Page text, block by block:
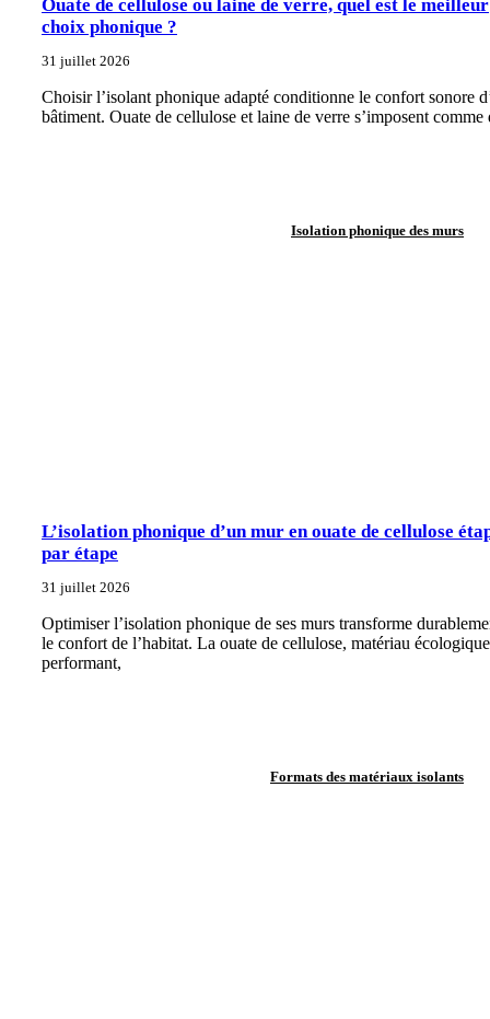
Ouate de cellulose ou laine de verre, quel est le meilleur
choix phonique ?
31 juillet 2026
Choisir l’isolant phonique adapté conditionne le confort sonore
bâtiment. Ouate de cellulose et laine de verre s’imposent comme
Isolation phonique des murs
L’isolation phonique d’un mur en ouate de cellulose
par étape
31 juillet 2026
Optimiser l’isolation phonique de ses murs transforme
le confort de l’habitat. La ouate de cellulose, matériau
performant,
Formats des matériaux isolants